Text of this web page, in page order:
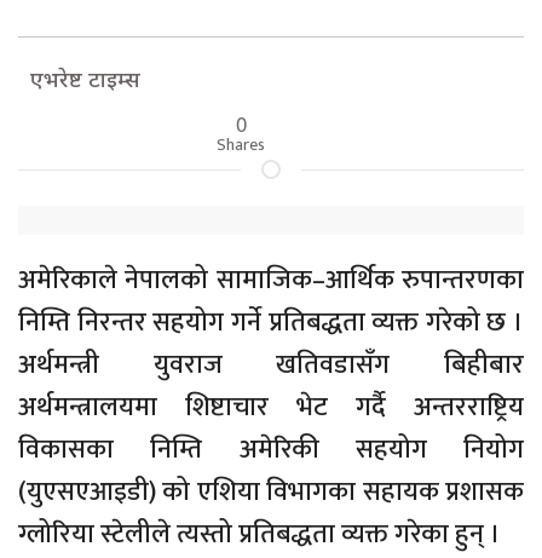
एभरेष्ट टाइम्स
0
Shares
अमेरिकाले नेपालको सामाजिक–आर्थिक रुपान्तरणका
निम्ति निरन्तर सहयोग गर्ने प्रतिबद्धता व्यक्त गरेको छ ।
अर्थमन्त्री युवराज खतिवडासँग बिहीबार
अर्थमन्त्रालयमा शिष्टाचार भेट गर्दै अन्तरराष्ट्रिय
विकासका निम्ति अमेरिकी सहयोग नियोग
(युएसएआइडी) को एशिया विभागका सहायक प्रशासक
ग्लोरिया स्टेलीले त्यस्तो प्रतिबद्धता व्यक्त गरेका हुन् ।